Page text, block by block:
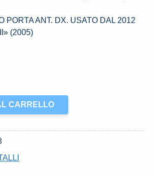
PORTA ANT. DX. USATO DAL 2012
(2005)
CARRELLO